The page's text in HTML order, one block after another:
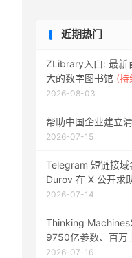
近期热门
ZLibrary入口: 最新
大的数字图书馆 (持
2026-08-03
帮助中国企业建立
2026-07-15
Telegram 短链接
Durov 在 X 公开求
2026-07-14
Thinking Machines
9750亿参数、百万
2026-07-16